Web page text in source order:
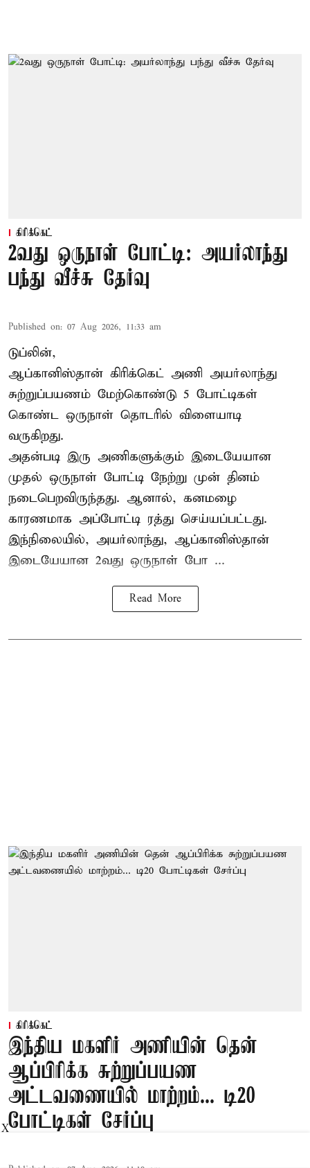
கிரிக்கெட்
2வது ஒருநாள் போட்டி: அயர்லாந்து
பந்து வீச்சு தேர்வு
Published on: 07 Aug 2026, 11:33 am
டுப்லின்,
ஆப்கானிஸ்தான் கிரிக்கெட் அணி அயர்லாந்து
சுற்றுப்பயணம் மேற்கொண்டு 5 போட்டிகள்
கொண்ட ஒருநாள் தொடரில் விளையாடி
வருகிறது.
அதன்படி இரு அணிகளுக்கும் இடையேயான
முதல் ஒருநாள் போட்டி நேற்று முன் தினம்
நடைபெறவிருந்தது. ஆனால், கனமழை
காரணமாக அப்போட்டி ரத்து செய்யப்பட்டது.
இந்நிலையில், அயர்லாந்து, ஆப்கானிஸ்தான்
இடையேயான 2வது ஒருநாள் போ ...
Read More
கிரிக்கெட்
இந்திய மகளிர் அணியின் தென்
ஆப்பிரிக்க சுற்றுப்பயண
அட்டவணையில் மாற்றம்... டி20
போட்டிகள் சேர்ப்பு
X